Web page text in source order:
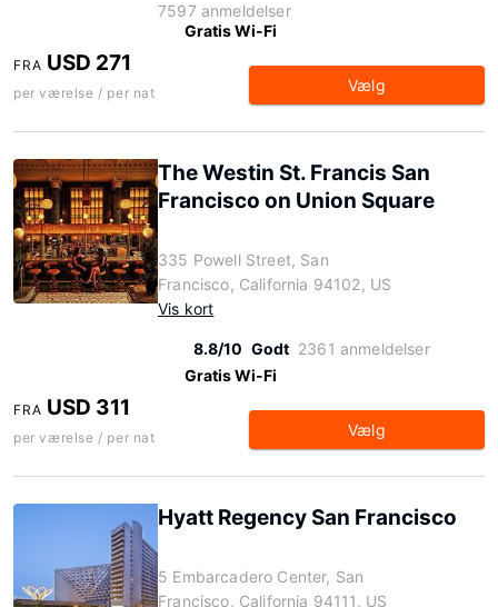
7597 anmeldelser
Gratis Wi-Fi
FRA USD 271
per værelse / per nat Vælg
The Westin St. Francis San
Francisco on Union Square
335 Powell Street, San
Francisco, California 94102, US
Vis kort
8.8/10 Godt 2361 anmeldelser
Gratis Wi-Fi
FRA USD 311
per værelse / per nat Vælg
Hyatt Regency San Francisco
5 Embarcadero Center, San
Francisco, California 94111, US